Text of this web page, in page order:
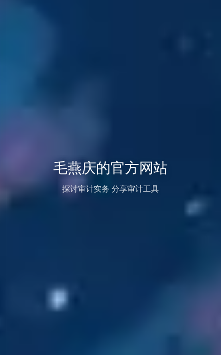
毛燕庆的官方网站
探讨审计实务 分享审计工具